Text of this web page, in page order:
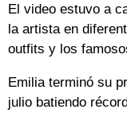
El video estuvo a
la artista en
outfits y los
Emilia terminó su
julio batiendo